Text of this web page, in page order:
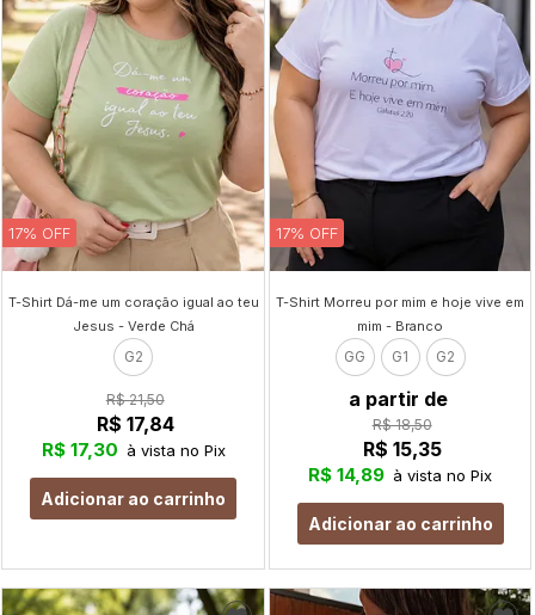
17% OFF
T-Shirt Dá-me um coração igual ao teu
Jesus - Verde Chá
G2
R$ 21,50
R$ 17,84
R$ 17,30 à vista no Pix
Adicionar ao carrinho
17% OFF
T-Shirt Morreu por mim e hoje vive em
mim - Branco
GG G1 G2
a partir de
R$ 18,50
R$ 15,35
R$ 14,89 à vista no Pix
Adicionar ao carrinho